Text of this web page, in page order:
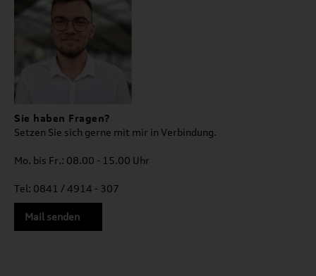
Sie haben Fragen?
Setzen Sie sich gerne mit mir in Verbindung.
Mo. bis Fr.: 08.00 - 15.00 Uhr
Tel: 0841 / 4914 - 307
Mail senden